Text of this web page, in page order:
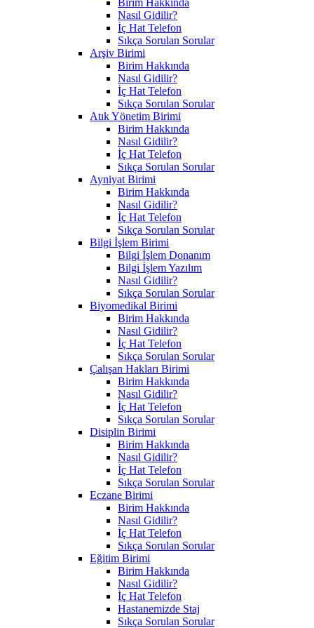
Nasıl Gidilir?
İç Hat Telefon
Sıkça Sorulan Sorular
Arşiv Birimi
Birim Hakkında
Nasıl Gidilir?
İç Hat Telefon
Sıkça Sorulan Sorular
Atık Yönetim Birimi
Birim Hakkında
Nasıl Gidilir?
İç Hat Telefon
Sıkça Sorulan Sorular
Ayniyat Birimi
Birim Hakkında
Nasıl Gidilir?
İç Hat Telefon
Sıkça Sorulan Sorular
Bilgi İşlem Birimi
Bilgi İşlem Donanım
Bilgi İşlem Yazılım
Nasıl Gidilir?
Sıkça Sorulan Sorular
Biyomedikal Birimi
Birim Hakkında
Nasıl Gidilir?
İç Hat Telefon
Sıkça Sorulan Sorular
Çalışan Hakları Birimi
Birim Hakkında
Nasıl Gidilir?
İç Hat Telefon
Sıkça Sorulan Sorular
Disiplin Birimi
Birim Hakkında
Nasıl Gidilir?
İç Hat Telefon
Sıkça Sorulan Sorular
Eczane Birimi
Birim Hakkında
Nasıl Gidilir?
İç Hat Telefon
Sıkça Sorulan Sorular
Eğitim Birimi
Birim Hakkında
Nasıl Gidilir?
İç Hat Telefon
Hastanemizde Staj
Sıkça Sorulan Sorular